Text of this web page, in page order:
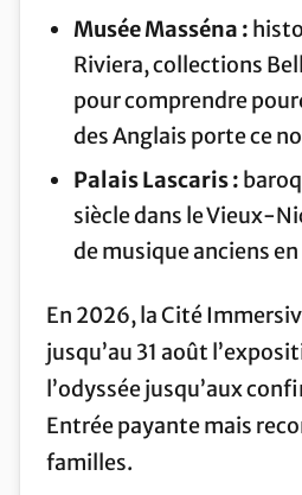
Musée Masséna :
Riviera, collections
pour comprendre
des Anglais porte ce
Palais Lascaris :
siècle dans le Vieux-
de musique anciens
En 2026, la Cité
jusqu’au 31 août
l’odyssée jusqu’aux
Entrée payante mais
familles.